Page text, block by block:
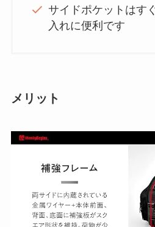
サイドポケットはす
入れに便利です
メリット